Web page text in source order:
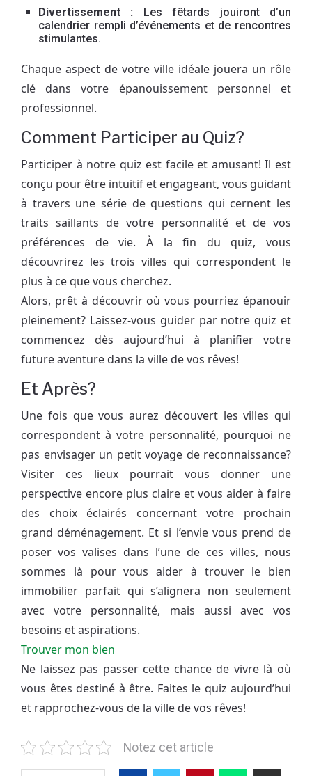
Divertissement : Les fêtards jouiront d’un
calendrier rempli d’événements et de rencontres
stimulantes.
Chaque aspect de votre ville idéale jouera un rôle
clé dans votre épanouissement personnel et
professionnel.
Comment Participer au Quiz?
Participer à notre quiz est facile et amusant! Il est
conçu pour être intuitif et engageant, vous guidant
à travers une série de questions qui cernent les
traits saillants de votre personnalité et de vos
préférences de vie. À la fin du quiz, vous
découvrirez les trois villes qui correspondent le
plus à ce que vous cherchez.
Alors, prêt à découvrir où vous pourriez épanouir
pleinement? Laissez-vous guider par notre quiz et
commencez dès aujourd’hui à planifier votre
future aventure dans la ville de vos rêves!
Et Après?
Une fois que vous aurez découvert les villes qui
correspondent à votre personnalité, pourquoi ne
pas envisager un petit voyage de reconnaissance?
Visiter ces lieux pourrait vous donner une
perspective encore plus claire et vous aider à faire
des choix éclairés concernant votre prochain
grand déménagement. Et si l’envie vous prend de
poser vos valises dans l’une de ces villes, nous
sommes là pour vous aider à trouver le bien
immobilier parfait qui s’alignera non seulement
avec votre personnalité, mais aussi avec vos
besoins et aspirations.
Trouver mon bien
Ne laissez pas passer cette chance de vivre là où
vous êtes destiné à être. Faites le quiz aujourd’hui
et rapprochez-vous de la ville de vos rêves!
Notez cet article